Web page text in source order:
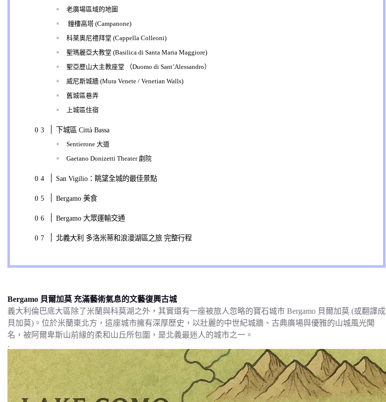
老廣場區域的地圖
鐘樓高塔 (Campanone)
科萊奧尼禮拜堂 (Cappella Colleoni)
聖瑪麗亞大教堂 (Basilica di Santa Maria Maggiore)
聖亞歷山大主教座堂 （Duomo di Sant’Alessandro）
威尼斯城牆 (Mura Venete / Venetian Walls)
舊城區巷弄
上城區住宿
下城區 Città Bassa
Sentierone 大道
Gaetano Donizetti Theater 劇院
San Vigilio：眺望全城的最佳景點
Bergamo 美食
Bergamo 大眾運輸交通
北義大利 多洛米蒂和浪漫湖區之旅 完整行程
Bergamo 貝爾加莫 充滿藝術氣息的文藝復興古城
義大利倫巴底大區除了米蘭與科莫湖之外，其實還有一座被旅人忽略的寶石城市 Bergamo 貝爾加莫 (或翻譯成
貝加莫)。位於米蘭東北方，這座城市擁有深厚歷史，以壯麗的中世紀城牆、古典廣場與優雅的山城風光聞
名，被阿爾卑斯山前緣的柔和山丘所包圍，是北義最迷人的城市之一。
.